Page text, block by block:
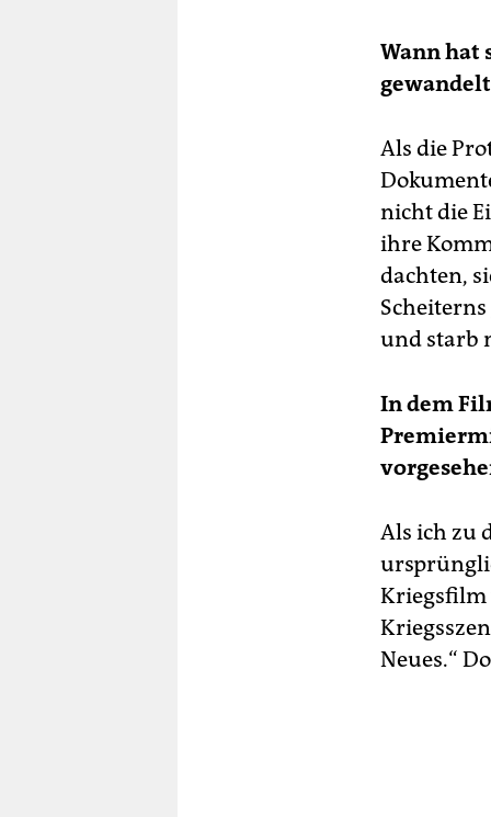
Wann hat
Als die
nicht die
ihre
dachten,
und starb
In dem
Als ich zu
Kriegsfilm
Neues.“